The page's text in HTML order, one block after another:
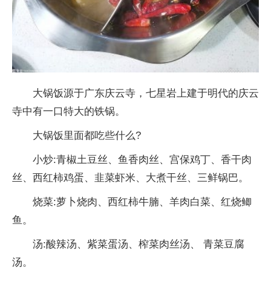
大锅饭源于广东庆云寺，七星岩上建于明代的庆云
寺中有一口特大的铁锅。
大锅饭里面都吃些什么?
小炒:青椒土豆丝、鱼香肉丝、宫保鸡丁、香干肉
丝、西红柿鸡蛋、韭菜虾米、大煮干丝、三鲜锅巴。
烧菜:萝卜烧肉、西红柿牛腩、羊肉白菜、红烧鲫
鱼。
汤:酸辣汤、紫菜蛋汤、榨菜肉丝汤、 青菜豆腐
汤。